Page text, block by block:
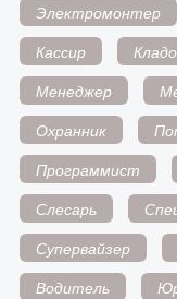
Электромонтер
Кассир
Менеджер
Охранник
Программист
Слесарь
Супервайзер
Водитель